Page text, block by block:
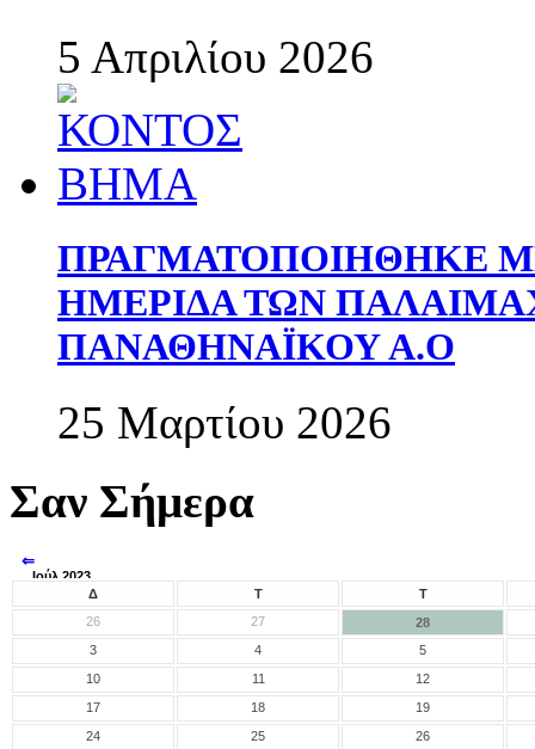
5 Απριλίου 2026
ΠΡΑΓΜΑΤΟΠΟΙΗΘΗΚΕ
ΗΜΕΡΙΔΑ ΤΩΝ
ΠΑΝΑΘΗΝΑΪΚΟΥ Α.Ο
25 Μαρτίου 2026
Σαν Σήμερα
⇐
Ιούλ 2023
Δ Τ
Τ
26
27
28
3
4
5
10
11
12
17
18
19
24
25
26